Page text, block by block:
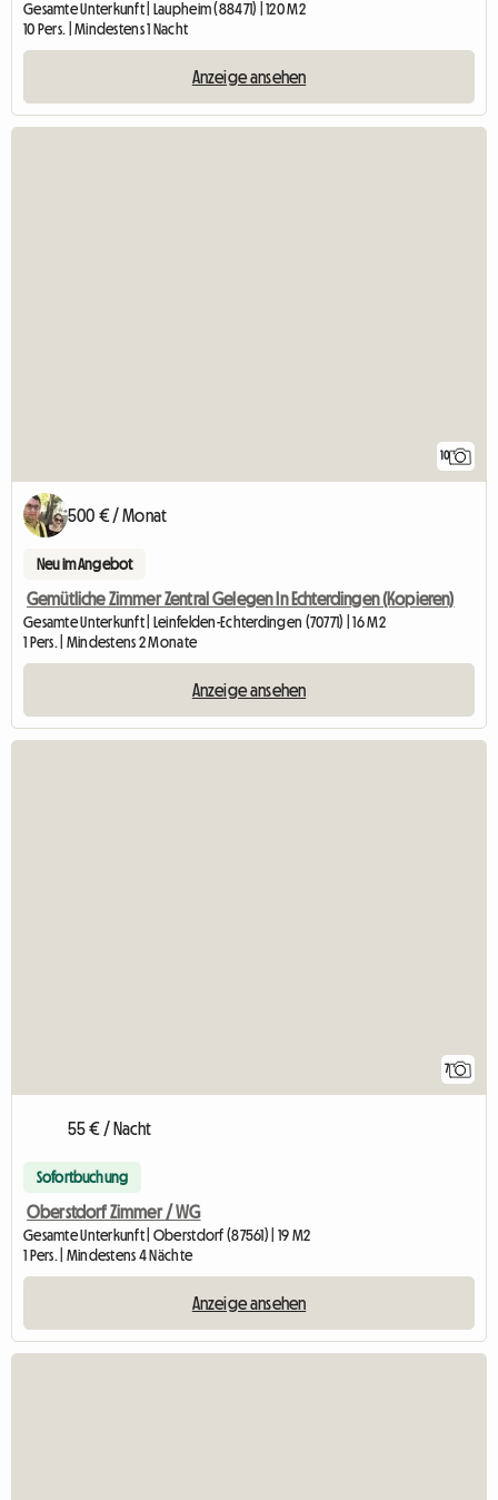
Gesamte Unterkunft | Laupheim (88471) | 120 M2
10 Pers. | Mindestens 1 Nacht
Anzeige ansehen
10
500 € / Monat
Neu im Angebot
Gemütliche Zimmer Zentral Gelegen In Echterdingen (Kopieren)
Gesamte Unterkunft | Leinfelden-Echterdingen (70771) | 16 M2
1 Pers. | Mindestens 2 Monate
Anzeige ansehen
7
55 € / Nacht
Sofortbuchung
Oberstdorf Zimmer / WG
Gesamte Unterkunft | Oberstdorf (87561) | 19 M2
1 Pers. | Mindestens 4 Nächte
Anzeige ansehen